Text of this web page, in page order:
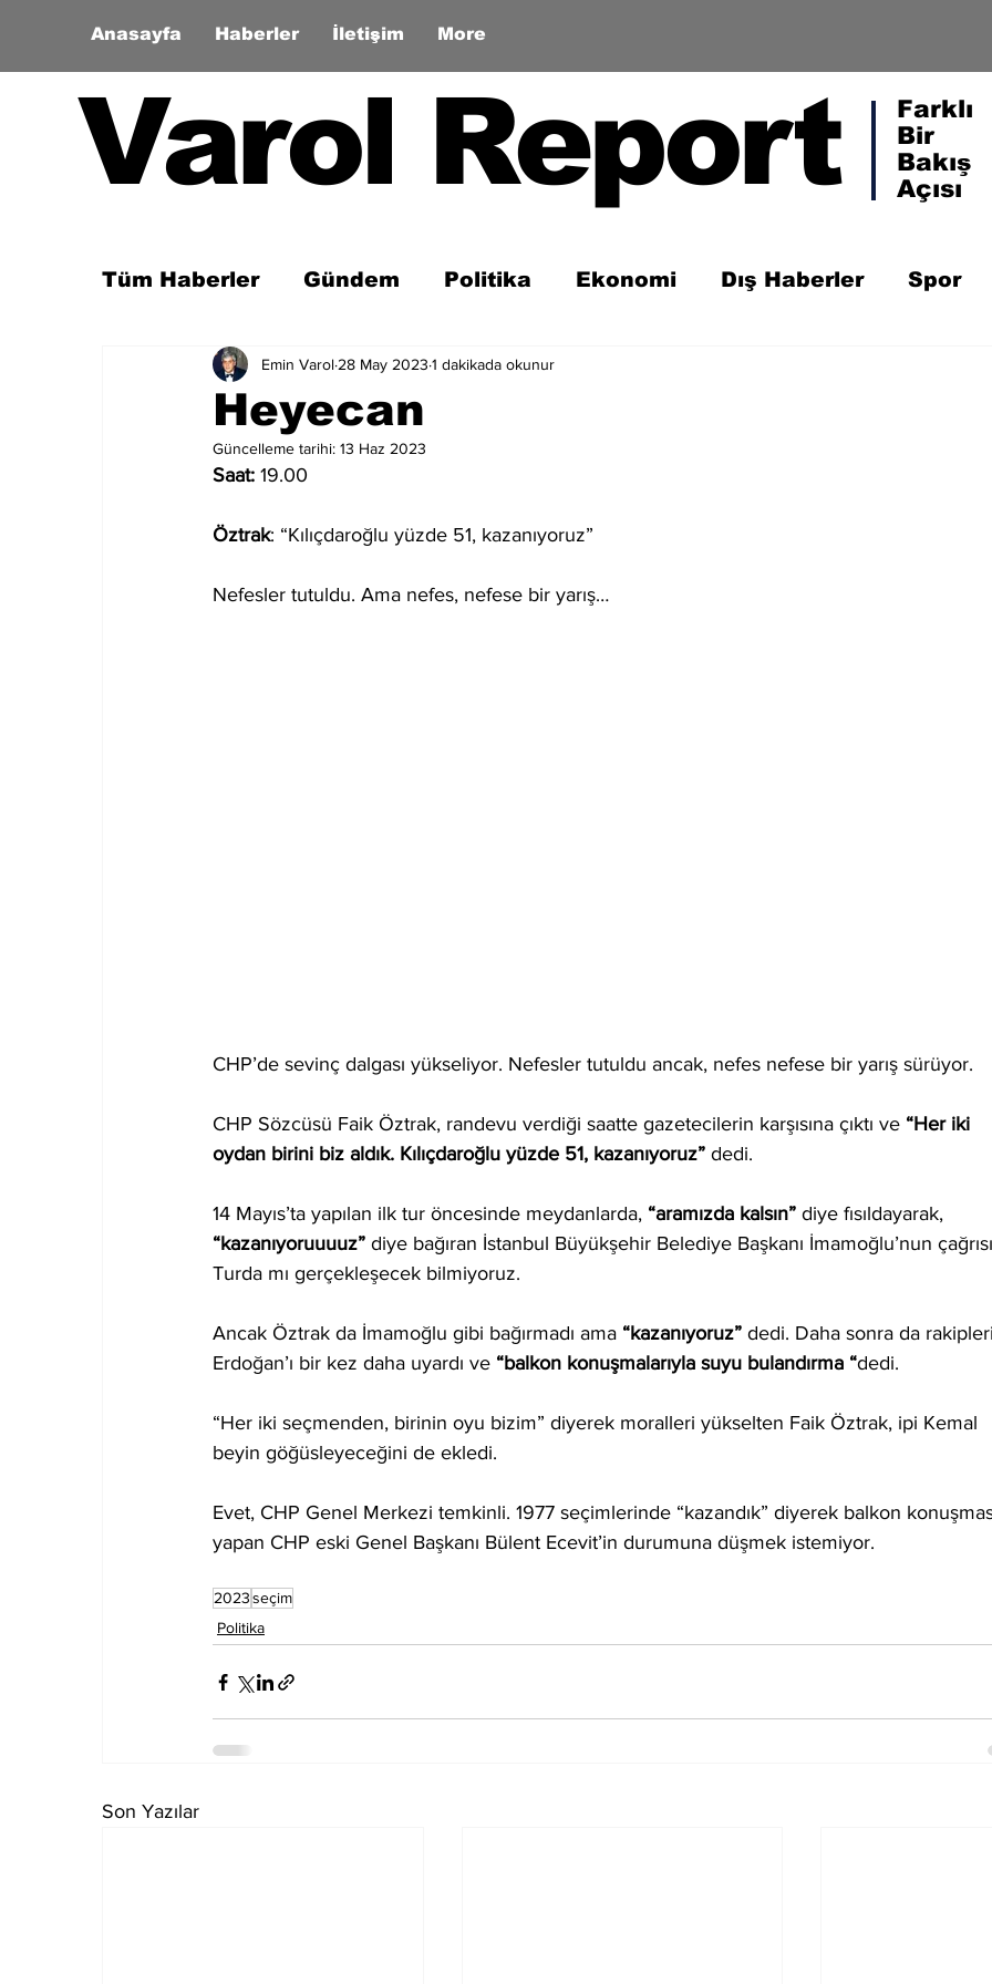
Anasayfa Haberler İletişim More
Varol Report
Farklı
Bir
Bakış
Açısı
Tüm Haberler Gündem Politika Ekonomi Dış Haberler Spor
Son Dakika Zaman Tüneli
Heyecan
Emin Varol 28 May 2023 1 dakikada okunur
Güncelleme tarihi: 13 Haz 2023
Saat: 19.00
Öztrak: “Kılıçdaroğlu yüzde 51, kazanıyoruz”
Nefesler tutuldu. Ama nefes, nefese bir yarış…
CHP’de sevinç dalgası yükseliyor. Nefesler tutuldu ancak, nefes nefese bir yarış sürüyor.
CHP Sözcüsü Faik Öztrak, randevu verdiği saatte gazetecilerin karşısına çıktı ve “Her iki
oydan birini biz aldık. Kılıçdaroğlu yüzde 51, kazanıyoruz” dedi.
14 Mayıs’ta yapılan ilk tur öncesinde meydanlarda, “aramızda kalsın” diye fısıldayarak,
“kazanıyoruuuuz” diye bağıran İstanbul Büyükşehir Belediye Başkanı İmamoğlu’nun
Turda mı gerçekleşecek bilmiyoruz.
Ancak Öztrak da İmamoğlu gibi bağırmadı ama “kazanıyoruz” dedi. Daha sonra da
Erdoğan’ı bir kez daha uyardı ve “balkon konuşmalarıyla suyu bulandırma “dedi.
“Her iki seçmenden, birinin oyu bizim” diyerek moralleri yükselten Faik Öztrak, ipi Kemal
beyin göğüsleyeceğini de ekledi.
Evet, CHP Genel Merkezi temkinli. 1977 seçimlerinde “kazandık” diyerek balkon
yapan CHP eski Genel Başkanı Bülent Ecevit’in durumuna düşmek istemiyor.
2023seçim
Politika
Son Yazılar